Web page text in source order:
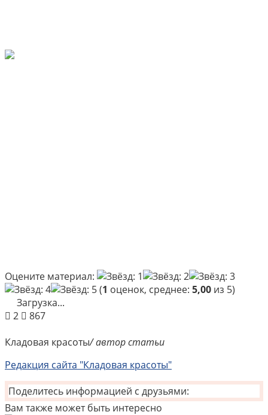
Оцените материал:
(1 оценок, среднее: 5,00 из 5)
Загрузка...
2
867
Кладовая красоты/ автор статьи
Редакция сайта "Кладовая красоты"
Поделитесь информацией с друзьями:
Вам также может быть интересно